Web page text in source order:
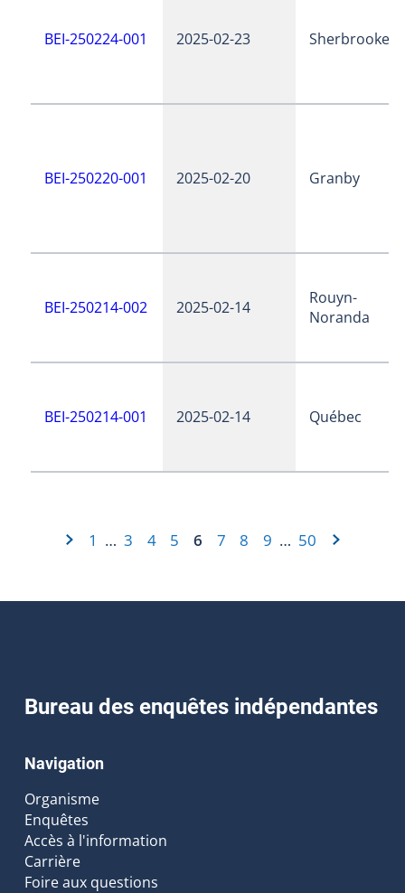
BEI-250224-001 2025-02-23 Sherbrooke
BEI-250220-001 2025-02-20 Granby
BEI-250214-002 2025-02-14
Rouyn-
Noranda
BEI-250214-001 2025-02-14 Québec
1 … 3 4 5 6 7 8 9 … 50
Bureau des enquêtes indépendantes
Navigation
Organisme
Enquêtes
Accès à l'information
Carrière
Foire aux questions